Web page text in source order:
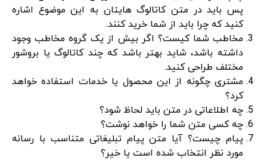
پس باید در متن کاتالوگ هایتان به این موضوع اشاره
کنید که چرا باید از شما خرید کنند.
مخاطب شما کیست؟ اگر بیش از یک گروه مخاطب وجود
داشته باشد، شاید بهتر باشد که چند کاتالوگ یا بروشور
مختلف طراحی کنید.
مشتری چگونه از این محصول یا خدمات استفاده خواهد
کرد؟
چه اطلاعاتی در متن باید لحاظ شود؟
چه کسی متن شما را خواهد نوشت؟
پیام چیست؟ آیا متن پیام تبلیغاتی متناسب با رسانه
مورد نظر انتخاب شده است یا خیر؟